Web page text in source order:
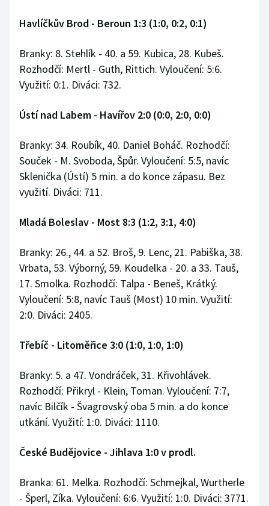
Veslování
Ostatní
Havlíčkův Brod - Beroun 1:3 (1:0, 0:2, 0:1)
Branky: 8. Stehlík - 40. a 59. Kubica, 28. Kubeš.
Rozhodčí: Mertl - Guth, Rittich. Vyloučení: 5:6.
Využití: 0:1. Diváci: 732.
Ústí nad Labem - Havířov 2:0 (0:0, 2:0, 0:0)
Branky: 34. Roubík, 40. Daniel Boháč. Rozhodčí:
Souček - M. Svoboda, Špůr. Vyloučení: 5:5, navíc
Sklenička (Ústí) 5 min. a do konce zápasu. Bez
využití. Diváci: 711.
Mladá Boleslav - Most 8:3 (1:2, 3:1, 4:0)
Branky: 26., 44. a 52. Broš, 9. Lenc, 21. Pabiška, 38.
Vrbata, 53. Výborný, 59. Koudelka - 20. a 33. Tauš,
17. Smolka. Rozhodčí: Talpa - Beneš, Krátký.
Vyloučení: 5:8, navíc Tauš (Most) 10 min. Využití:
2:0. Diváci: 2405.
Třebíč - Litoměřice 3:0 (1:0, 1:0, 1:0)
Branky: 5. a 47. Vondráček, 31. Křivohlávek.
Rozhodčí: Přikryl - Klein, Toman. Vyloučení: 7:7,
navíc Bilčík - Švagrovský oba 5 min. a do konce
utkání. Využití: 1:0. Diváci: 1110.
České Budějovice - Jihlava 1:0 v prodl.
Branka: 61. Melka. Rozhodčí: Schmejkal, Wurtherle
- Šperl, Zíka. Vyloučení: 6:6. Využití: 1:0. Diváci: 3771.